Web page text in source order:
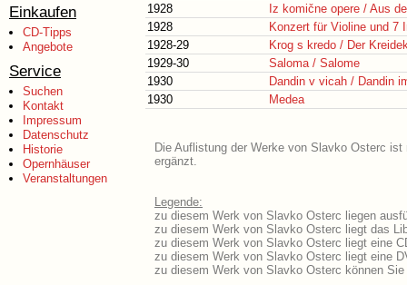
Einkaufen
CD-Tipps
Angebote
Service
Suchen
Kontakt
Impressum
Datenschutz
Historie
Opernhäuser
Veranstaltungen
1928
Iz komične opere / Aus
1928
Konzert für Violine und 7
1928-29
Krog s kredo / Der
1929-30
Saloma / Salome
1930
Dandin v vicah / Dandin
1930
Medea
Die Auflistung der Werke von Slavko Osterc
ergänzt.
Legende:
zu diesem Werk von Slavko Osterc liegen
zu diesem Werk von Slavko Osterc liegt das
zu diesem Werk von Slavko Osterc liegt eine
zu diesem Werk von Slavko Osterc liegt eine
zu diesem Werk von Slavko Osterc können